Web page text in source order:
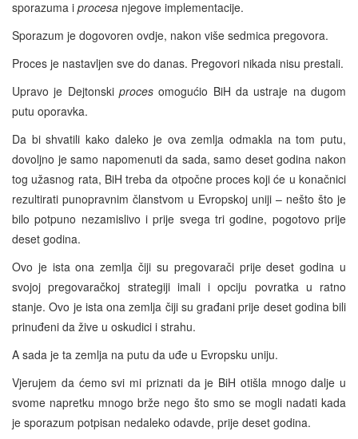
sporazuma i procesa njegove implementacije.
Sporazum je dogovoren ovdje, nakon više sedmica pregovora.
Proces je nastavljen sve do danas. Pregovori nikada nisu prestali.
Upravo je Dejtonski procesomogućio BiH da ustraje na dugom
putu oporavka.
Da bi shvatili kako daleko je ova zemlja odmakla na tom putu,
dovoljno je samo napomenuti da sada, samo deset godina nakon
tog užasnog rata, BiH treba da otpočne proces koji će u konačnici
rezultirati punopravnim članstvom u Evropskoj uniji – nešto što je
bilo potpuno nezamislivo i prije svega tri godine, pogotovo prije
deset godina.
Ovo je ista ona zemlja čiji su pregovarači prije deset godina u
svojoj pregovaračkoj strategiji imali i opciju povratka u ratno
stanje. Ovo je ista ona zemlja čiji su građani prije deset godina bili
prinuđeni da žive u oskudici i strahu.
A sada je ta zemlja na putu da uđe u Evropsku uniju.
Vjerujem da ćemo svi mi priznati da je BiH otišla mnogo dalje u
svome napretku mnogo brže nego što smo se mogli nadati kada
je sporazum potpisan nedaleko odavde, prije deset godina.